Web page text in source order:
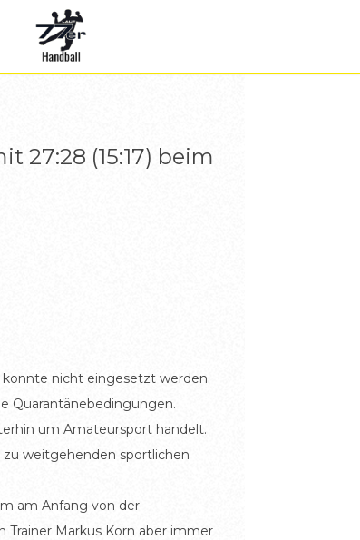
27:28 (15:17) beim
nicht eingesetzt werden.
Quarantänebedingungen.
um Amateursport handelt.
weitgehenden sportlichen
am Anfang von der
Markus Korn aber immer